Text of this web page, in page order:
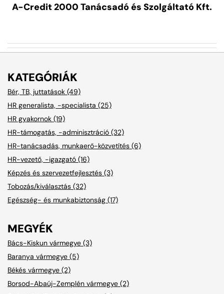
A-Credit 2000 Tanácsadó és Szolgáltató Kft.
KATEGÓRIÁK
Bér, TB, juttatások (49)
HR generalista, -specialista (25)
HR gyakornok (19)
HR-támogatás, -adminisztráció (32)
HR-tanácsadás, munkaerő-közvetítés (6)
HR-vezető, -igazgató (16)
Képzés és szervezetfejlesztés (3)
Tobozás/kiválasztás (32)
Egészség- és munkabiztonság (17)
MEGYÉK
Bács-Kiskun vármegye (3)
Baranya vármegye (5)
Békés vármegye (2)
Borsod-Abaúj-Zemplén vármegye (2)